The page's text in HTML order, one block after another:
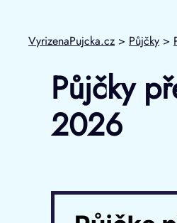
VyrizenaPujcka.cz > Půjčky >
Půjčky
2026